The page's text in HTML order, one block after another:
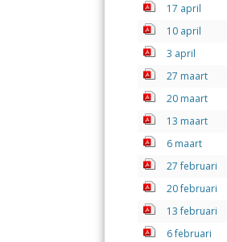
17 april
10 april
3 april
27 maart
20 maart
13 maart
6 maart
27 februari
20 februari
13 februari
6 februari